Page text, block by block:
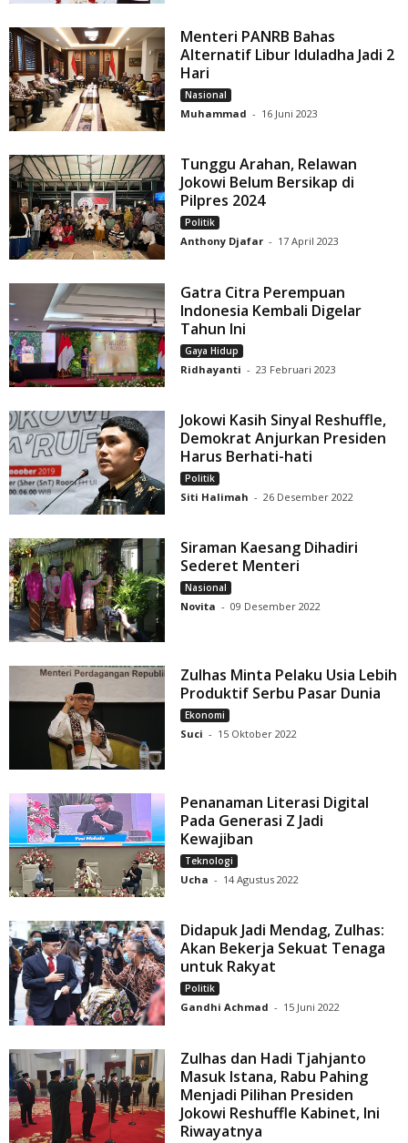
Menteri PANRB Bahas
Alternatif Libur Iduladha Jadi 2
Hari
Nasional
Muhammad - 16 Juni 2023
Tunggu Arahan, Relawan
Jokowi Belum Bersikap di
Pilpres 2024
Politik
Anthony Djafar - 17 April 2023
Gatra Citra Perempuan
Indonesia Kembali Digelar
Tahun Ini
Gaya Hidup
Ridhayanti - 23 Februari 2023
Jokowi Kasih Sinyal Reshuffle,
Demokrat Anjurkan Presiden
Harus Berhati-hati
Politik
Siti Halimah - 26 Desember 2022
Siraman Kaesang Dihadiri
Sederet Menteri
Nasional
Novita - 09 Desember 2022
Zulhas Minta Pelaku Usia Lebih
Produktif Serbu Pasar Dunia
Ekonomi
Suci - 15 Oktober 2022
Penanaman Literasi Digital
Pada Generasi Z Jadi
Kewajiban
Teknologi
Ucha - 14 Agustus 2022
Didapuk Jadi Mendag, Zulhas:
Akan Bekerja Sekuat Tenaga
untuk Rakyat
Politik
Gandhi Achmad - 15 Juni 2022
Zulhas dan Hadi Tjahjanto
Masuk Istana, Rabu Pahing
Menjadi Pilihan Presiden
Jokowi Reshuffle Kabinet, Ini
Riwayatnya